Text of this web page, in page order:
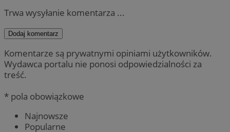
Trwa wysyłanie komentarza ...
Dodaj komentarz
Komentarze są prywatnymi opiniami użytkowników.
Wydawca portalu nie ponosi odpowiedzialności za
treść.
* pola obowiązkowe
Najnowsze
Popularne